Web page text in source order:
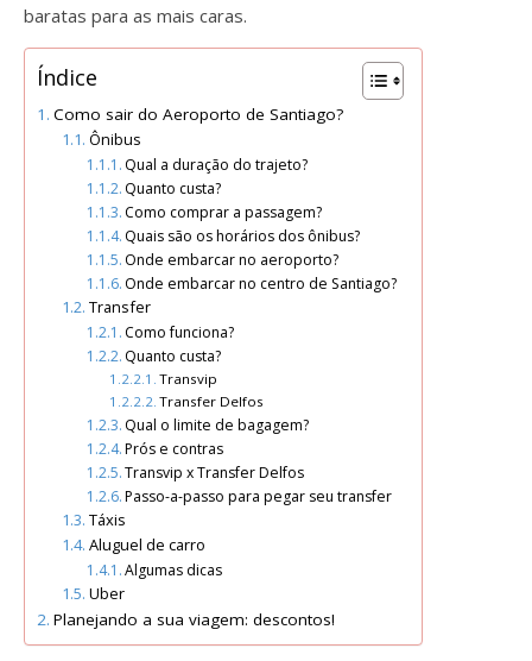
baratas para as mais caras.
Índice
Como sair do Aeroporto de Santiago?
Ônibus
Qual a duração do trajeto?
Quanto custa?
Como comprar a passagem?
Quais são os horários dos ônibus?
Onde embarcar no aeroporto?
Onde embarcar no centro de Santiago?
Transfer
Como funciona?
Quanto custa?
Transvip
Transfer Delfos
Qual o limite de bagagem?
Prós e contras
Transvip x Transfer Delfos
Passo-a-passo para pegar seu transfer
Táxis
Aluguel de carro
Algumas dicas
Uber
Planejando a sua viagem: descontos!